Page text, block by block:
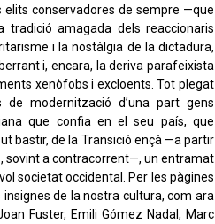
conservadores de sempre —que
amagada dels reaccionaris
i la nostàlgia de la dictadura,
i, encara, la deriva parafeixista
xenòfobs i excloents. Tot plegat
modernització d’una part gens
que confia en el seu país, que
bastir, de la Transició ençà —a partir
sovint a contracorrent—, un entramat
societat occidental. Per les pàgines
de la nostra cultura, com ara
Fuster, Emili Gómez Nadal, Marc